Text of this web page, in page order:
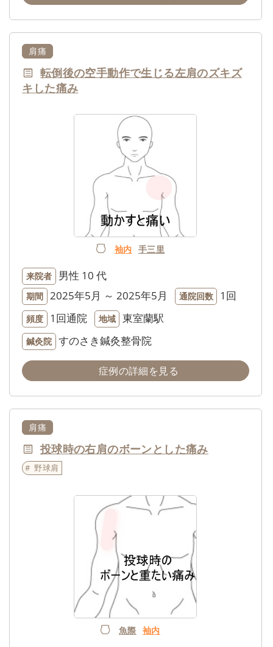
肩痛
転倒後の空手動作で生じる左肩のズキズ
キした痛み
袖内 手三里
来院者 男性 10 代
期間 2025年5月 ～ 2025年5月 通院回数 1回
頻度 1回通院 地域 東室蘭駅
鍼灸院 すのさき鍼灸整骨院
症例の詳細を見る
肩痛
投球時の右肩のボーンとした痛み
野球肩
魚際 袖内